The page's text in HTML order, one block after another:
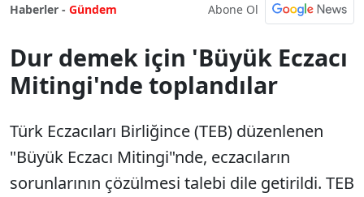
Haberler - Gündem Abone Ol
Dur demek için 'Büyük Eczacı
Mitingi'nde toplandılar
Türk Eczacıları Birliğince (TEB) düzenlenen
"Büyük Eczacı Mitingi"nde, eczacıların
sorunlarının çözülmesi talebi dile getirildi. TEB